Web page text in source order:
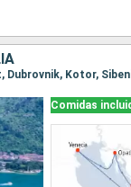
Dubrovnik, Kotor,
Comidas